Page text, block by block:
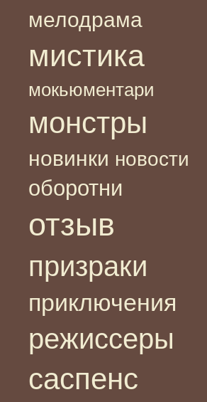
мелодрама
мистика
мокьюментари
монстры
новинки новости
оборотни
отзыв
призраки
приключения
режиссеры
саспенс